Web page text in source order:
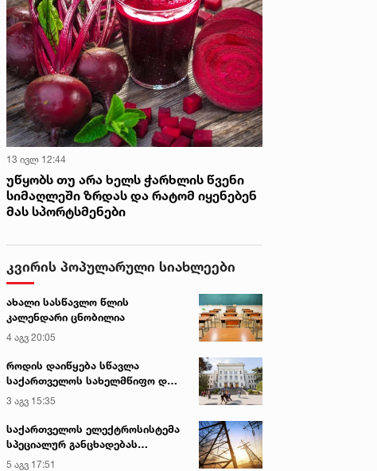
13 ივლ 12:44
უწყობს თუ არა ხელს ჭარხლის წვენი
სიმაღლეში ზრდას და რატომ იყენებენ
მას სპორტსმენები
კვირის პოპულარული სიახლეები
ახალი სასწავლო წლის
კალენდარი ცნობილია
4 აგვ 20:05
როდის დაიწყება სწავლა
საქართველოს სახელმწიფო და
კერძო უნივერსიტეტებში
3 აგვ 15:35
საქართველოს ელექტროსისტემა
სპეციალურ განცხადებას
ავრცელებს
5 აგვ 17:51